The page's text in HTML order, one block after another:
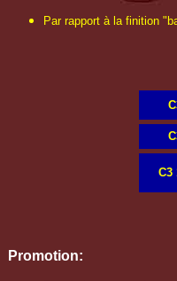
Par rapport à la finition
C3
Promotion: